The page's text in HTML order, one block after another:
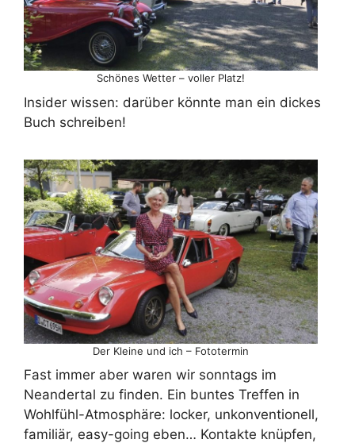
Schönes Wetter – voller Platz!
Insider wissen: darüber könnte man ein dickes
Buch schreiben!
Der Kleine und ich – Fototermin
Fast immer aber waren wir sonntags im
Neandertal zu finden. Ein buntes Treffen in
Wohlfühl-Atmosphäre: locker, unkonventionell,
familiär, easy-going eben… Kontakte knüpfen,